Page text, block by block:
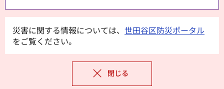
災害に関する情報については、 世田谷区防災ポータル
をご覧ください。
閉じる